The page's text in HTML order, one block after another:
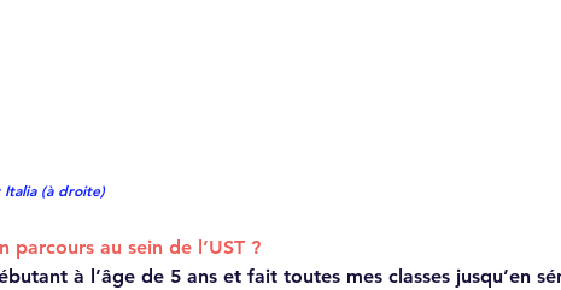
Italia (à droite)
au sein de l’UST ?
à l’âge de 5 ans et fait toutes mes classes jusqu’en